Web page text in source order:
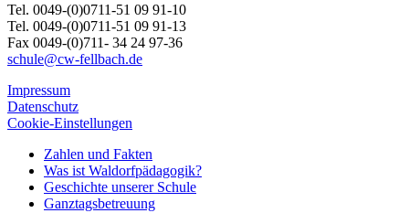
Tel. 0049-(0)0711-51 09 91-10
Tel. 0049-(0)0711-51 09 91-13
Fax 0049-(0)711- 34 24 97-36
schule@cw-fellbach.de
Impressum
Datenschutz
Cookie-Einstellungen
Zahlen und Fakten
Was ist Waldorfpädagogik?
Geschichte unserer Schule
Ganztagsbetreuung